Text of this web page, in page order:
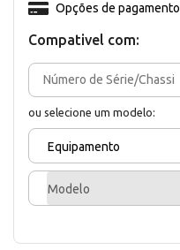
Compativel com:
ou selecione um modelo:
Equipamento
Modelo
Opções de pagamento